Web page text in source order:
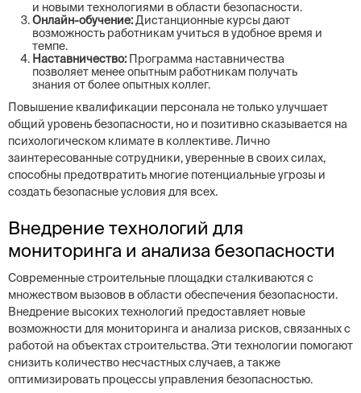
и новыми технологиями в области безопасности.
Онлайн-обучение:Дистанционные курсы дают
возможность работникам учиться в удобное время и
темпе.
Наставничество: Программа наставничества
позволяет менее опытным работникам получать
знания от более опытных коллег.
Повышение квалификации персонала не только улучшает
общий уровень безопасности, но и позитивно сказывается на
психологическом климате в коллективе. Лично
заинтересованные сотрудники, уверенные в своих силах,
способны предотвратить многие потенциальные угрозы и
создать безопасные условия для всех.
Внедрение технологий для
мониторинга и анализа безопасности
Современные строительные площадки сталкиваются с
множеством вызовов в области обеспечения безопасности.
Внедрение высоких технологий предоставляет новые
возможности для мониторинга и анализа рисков, связанных с
работой на объектах строительства. Эти технологии помогают
снизить количество несчастных случаев, а также
оптимизировать процессы управления безопасностью.